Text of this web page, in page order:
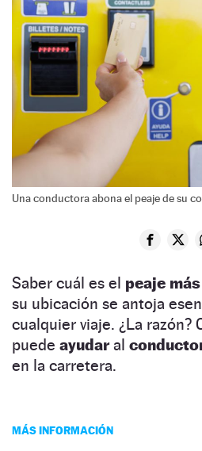
Una conductora abona el peaje de su
Saber cuál es el peaje
su ubicación se antoja
cualquier viaje. ¿La razón?
puede ayudaral
en la carretera.
MÁS INFORMACIÓN